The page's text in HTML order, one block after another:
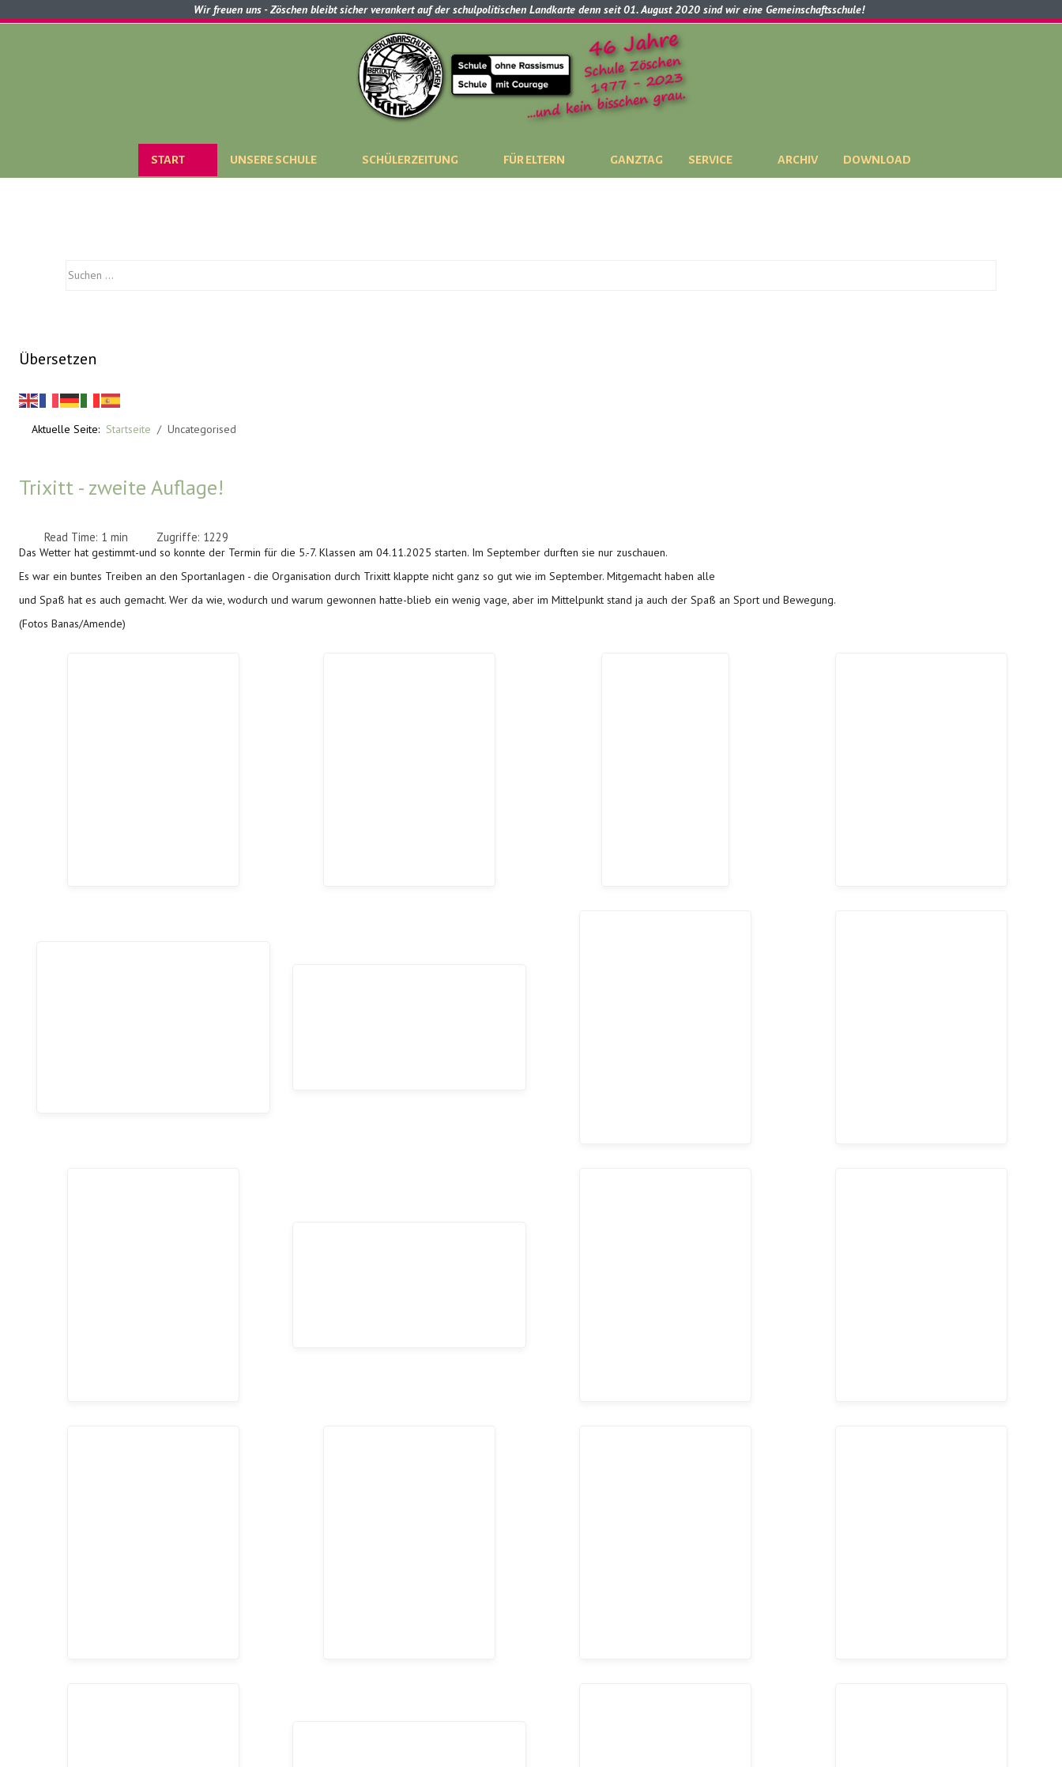
Wir freuen uns - Zöschen bleibt sicher verankert auf der schulpolitischen Landkarte denn seit 01. August 2020 sind wir eine Gemeinschaftsschule!
START UNSERE SCHULE SCHÜLERZEITUNG FÜR ELTERN GANZTAG SERVICE ARCHIV DOWNLOAD
Übersetzen
Aktuelle Seite: Startseite Uncategorised
Trixitt - zweite Auflage!
Read Time: 1 min Zugriffe: 1229
Das Wetter hat gestimmt-und so konnte der Termin für die 5.-7. Klassen am 04.11.2025 starten. Im September durften sie nur zuschauen.
Es war ein buntes Treiben an den Sportanlagen - die Organisation durch Trixitt klappte nicht ganz so gut wie im September. Mitgemacht haben alle
und Spaß hat es auch gemacht. Wer da wie, wodurch und warum gewonnen hatte-blieb ein wenig vage, aber im Mittelpunkt stand ja auch der Spaß an Sport und Bewegung.
(Fotos Banas/Amende)